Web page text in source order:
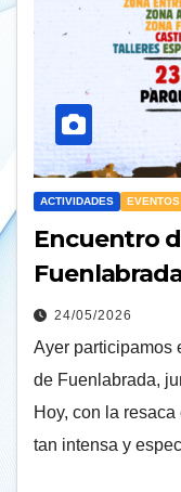
ACTIVIDADES EVENTOS
Encuentro
24/05/2026
Ayer participamos
de Fuenlabrada,
Hoy, con la
tan intensa y